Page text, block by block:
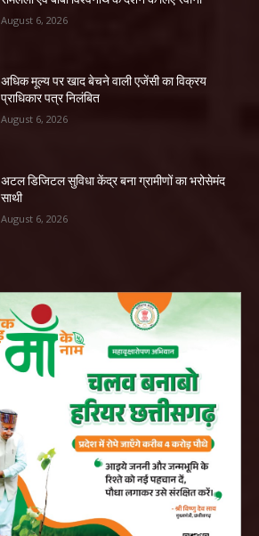
August 6, 2026
अधिक मूल्य पर खाद बेचने वाली एजेंसी का विक्रय
प्राधिकार पत्र निलंबित
August 6, 2026
अटल डिजिटल सुविधा केंद्र बना ग्रामीणों का भरोसेमंद
साथी
August 6, 2026